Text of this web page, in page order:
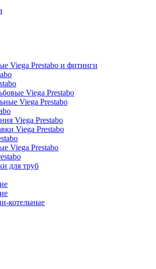
Viega Prestabo и фитинги
Viega Prestabo
Viega Prestabo
Viega Prestabo
Viega Prestabo
Viega Prestabo
для труб
котельные